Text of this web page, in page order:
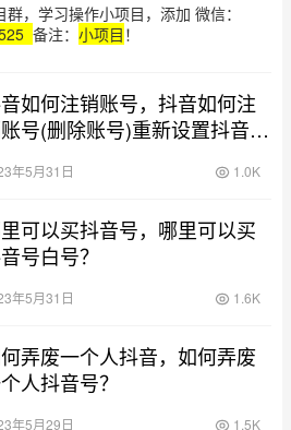
，学习操作小项目，添加 微信：
备注： 小项目 ！
如何注销账号，抖音如何注
号(删除账号)重新设置抖音
年5月31日 1.0K
可以买抖音号，哪里可以买
号白号？
年5月31日 1.6K
弄废一个人抖音，如何弄废
人抖音号？
年5月29日 1.5K